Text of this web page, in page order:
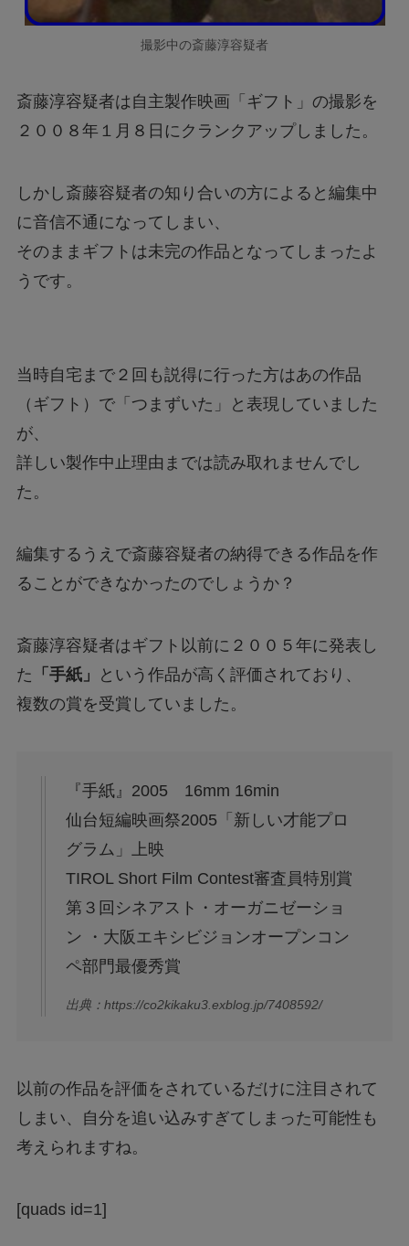
撮影中の斎藤淳容疑者
斎藤淳容疑者は自主製作映画「ギフト」の撮影を
２００８年１月８日にクランクアップしました。
しかし斎藤容疑者の知り合いの方によると編集中
に音信不通になってしまい、
そのままギフトは未完の作品となってしまったよ
うです。
当時自宅まで２回も説得に行った方はあの作品
（ギフト）で「つまずいた」と表現していました
が、
詳しい製作中止理由までは読み取れませんでし
た。
編集するうえで斎藤容疑者の納得できる作品を作
ることができなかったのでしょうか？
斎藤淳容疑者はギフト以前に２００５年に発表し
た 「手紙」
という作品が高く評価されており、
複数の賞を受賞していました。
『手紙』2005 16mm 16min
仙台短編映画祭2005「新しい才能プロ
グラム」上映
TIROL Short Film Contest審査員特別賞
第３回シネアスト・オーガニゼーショ
ン ・大阪エキシビジョンオープンコン
ペ部門最優秀賞
出典：https://co2kikaku3.exblog.jp/7408592/
以前の作品を評価をされているだけに注目されて
しまい、自分を追い込みすぎてしまった可能性も
考えられますね。
[quads id=1]